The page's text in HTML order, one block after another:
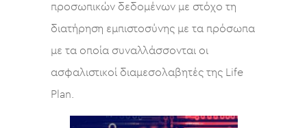
προσωπικών δεδομένων με στόχο τη
διατήρηση εμπιστοσύνης με τα πρόσωπα
με τα οποία συναλλάσσονται οι
ασφαλιστικοί διαμεσολαβητές της Life
Plan.